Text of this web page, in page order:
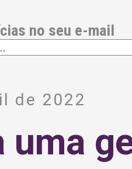
no seu e-mail
de 2022
uma